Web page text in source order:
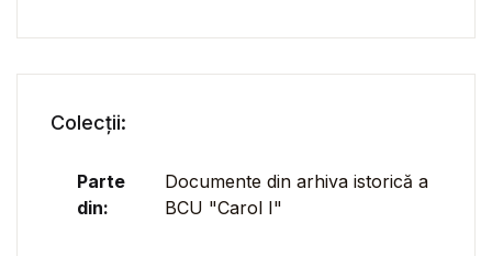
Colecții:
Parte
din:
Documente din arhiva istorică a
BCU "Carol I"